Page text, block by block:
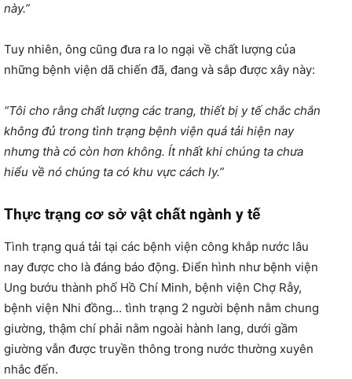
này.”
Tuy nhiên, ông cũng đưa ra lo ngại về chất lượng của
những bệnh viện dã chiến đã, đang và sắp được xây này:
“Tôi cho rằng chất lượng các trang, thiết bị y tế chắc chắn
không đủ trong tình trạng bệnh viện quá tải hiện nay
nhưng thà có còn hơn không. Ít nhất khi chúng ta chưa
hiểu về nó chúng ta có khu vực cách ly.”
Thực trạng cơ sở vật chất ngành y tế
Tình trạng quá tải tại các bệnh viện công khắp nước lâu
nay được cho là đáng báo động. Điển hình như bệnh viện
Ung bướu thành phố Hồ Chí Minh, bệnh viện Chợ Rẫy,
bệnh viện Nhi đồng… tình trạng 2 người bệnh nằm chung
giường, thậm chí phải nằm ngoài hành lang, dưới gầm
giường vẫn được truyền thông trong nước thường xuyên
nhắc đến.